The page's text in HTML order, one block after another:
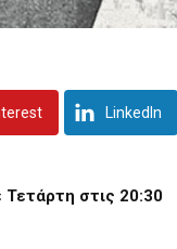
LinkedIn
στις 20:30